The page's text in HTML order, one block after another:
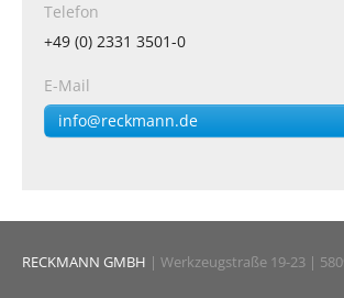
Telefon
+49 (0) 2331 3501-0
E-Mail
info@reckmann.de
RECKMANN GMBH | Werkzeugstraße 19-23 |